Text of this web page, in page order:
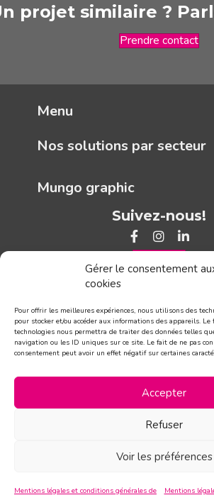
Gérer le consentement
cookies
Pour offrir les meilleures expériences, nous utilisons des
pour stocker et/ou accéder aux informations des appareils.
technologies nous permettra de traiter des données telles
navigation ou les ID uniques sur ce site. Le fait de ne pas
consentement peut avoir un effet négatif sur certaines
Accepter
Refuser
Voir les préférences
Mentions légales et conditions générales de Mentions
projet similaire ?
Prendre contact
Menu
Nos solutions par secteur
Mungo graphic
Suivez-nous!